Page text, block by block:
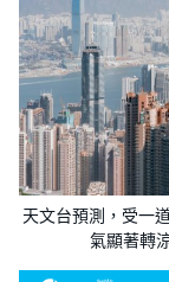
天文台預測，受一
氣顯著轉